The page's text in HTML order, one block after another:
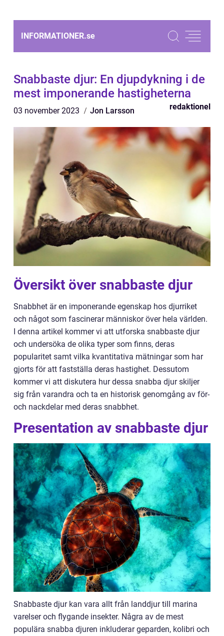
INFORMATIONER.se
Snabbaste djur: En djupdykning i de
mest imponerande hastigheterna
03 november 2023 Jon Larsson redaktionel
Översikt över snabbaste djur
Snabbhet är en imponerande egenskap hos djurriket
och något som fascinerar människor över hela världen.
I denna artikel kommer vi att utforska snabbaste djur
och undersöka de olika typer som finns, deras
popularitet samt vilka kvantitativa mätningar som har
gjorts för att fastställa deras hastighet. Dessutom
kommer vi att diskutera hur dessa snabba djur skiljer
sig från varandra och ta en historisk genomgång av för-
och nackdelar med deras snabbhet.
Presentation av snabbaste djur
Snabbaste djur kan vara allt från landdjur till marina
varelser och flygande insekter. Några av de mest
populära snabba djuren inkluderar geparden, kolibri och